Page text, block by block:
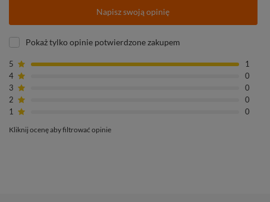
Napisz swoją opinię
Pokaż tylko opinie potwierdzone zakupem
5
1
4
0
3
0
2
0
1
0
Kliknij ocenę aby filtrować opinie